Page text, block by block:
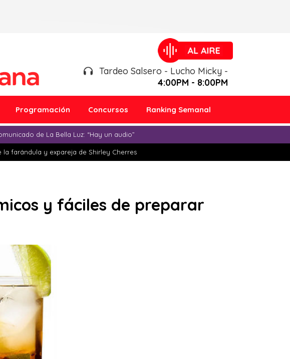
Tardeo Salsero - Lucho Micky -
4:00PM - 8:00PM
Programación Concursos Ranking Semanal
de La Bella Luz: “Hay un audio”
farándula y expareja de Shirley Cherres
y fáciles de preparar